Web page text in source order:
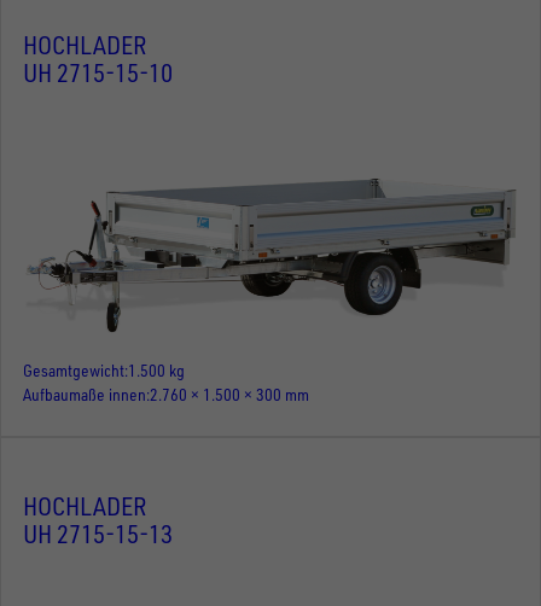
HOCHLADER
UH 2715-15-10
Gesamtgewicht 1.500 kg
Aufbaumaße innen 2.760 × 1.500 × 300 mm
HOCHLADER
UH 2715-15-13